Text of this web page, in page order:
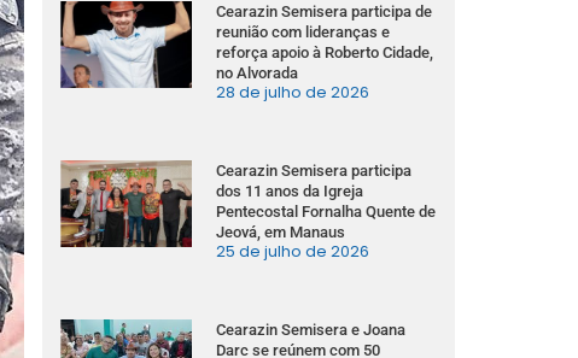
Cearazin Semisera participa de
reunião com lideranças e
reforça apoio à Roberto Cidade,
no Alvorada
28 de julho de 2026
Cearazin Semisera participa
dos 11 anos da Igreja
Pentecostal Fornalha Quente de
Jeová, em Manaus
25 de julho de 2026
Cearazin Semisera e Joana
Darc se reúnem com 50